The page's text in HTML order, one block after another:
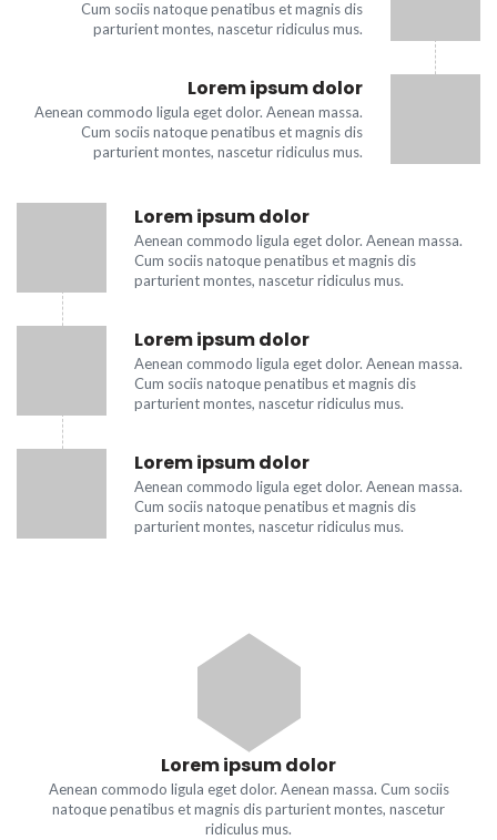
Cum sociis natoque penatibus et magnis dis
parturient montes, nascetur ridiculus mus.
Lorem ipsum dolor
Aenean commodo ligula eget dolor. Aenean massa.
Cum sociis natoque penatibus et magnis dis
parturient montes, nascetur ridiculus mus.
Lorem ipsum dolor
Aenean commodo ligula eget dolor. Aenean massa.
Cum sociis natoque penatibus et magnis dis
parturient montes, nascetur ridiculus mus.
Lorem ipsum dolor
Aenean commodo ligula eget dolor. Aenean massa.
Cum sociis natoque penatibus et magnis dis
parturient montes, nascetur ridiculus mus.
Lorem ipsum dolor
Aenean commodo ligula eget dolor. Aenean massa.
Cum sociis natoque penatibus et magnis dis
parturient montes, nascetur ridiculus mus.
Lorem ipsum dolor
Aenean commodo ligula eget dolor. Aenean massa. Cum sociis
natoque penatibus et magnis dis parturient montes, nascetur
ridiculus mus.